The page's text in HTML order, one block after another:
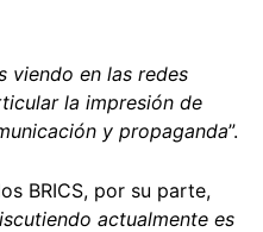
viendo en las redes
la impresión de
y propaganda”.
BRICS, por su parte,
actualmente es